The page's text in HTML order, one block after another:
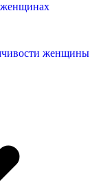
женщины